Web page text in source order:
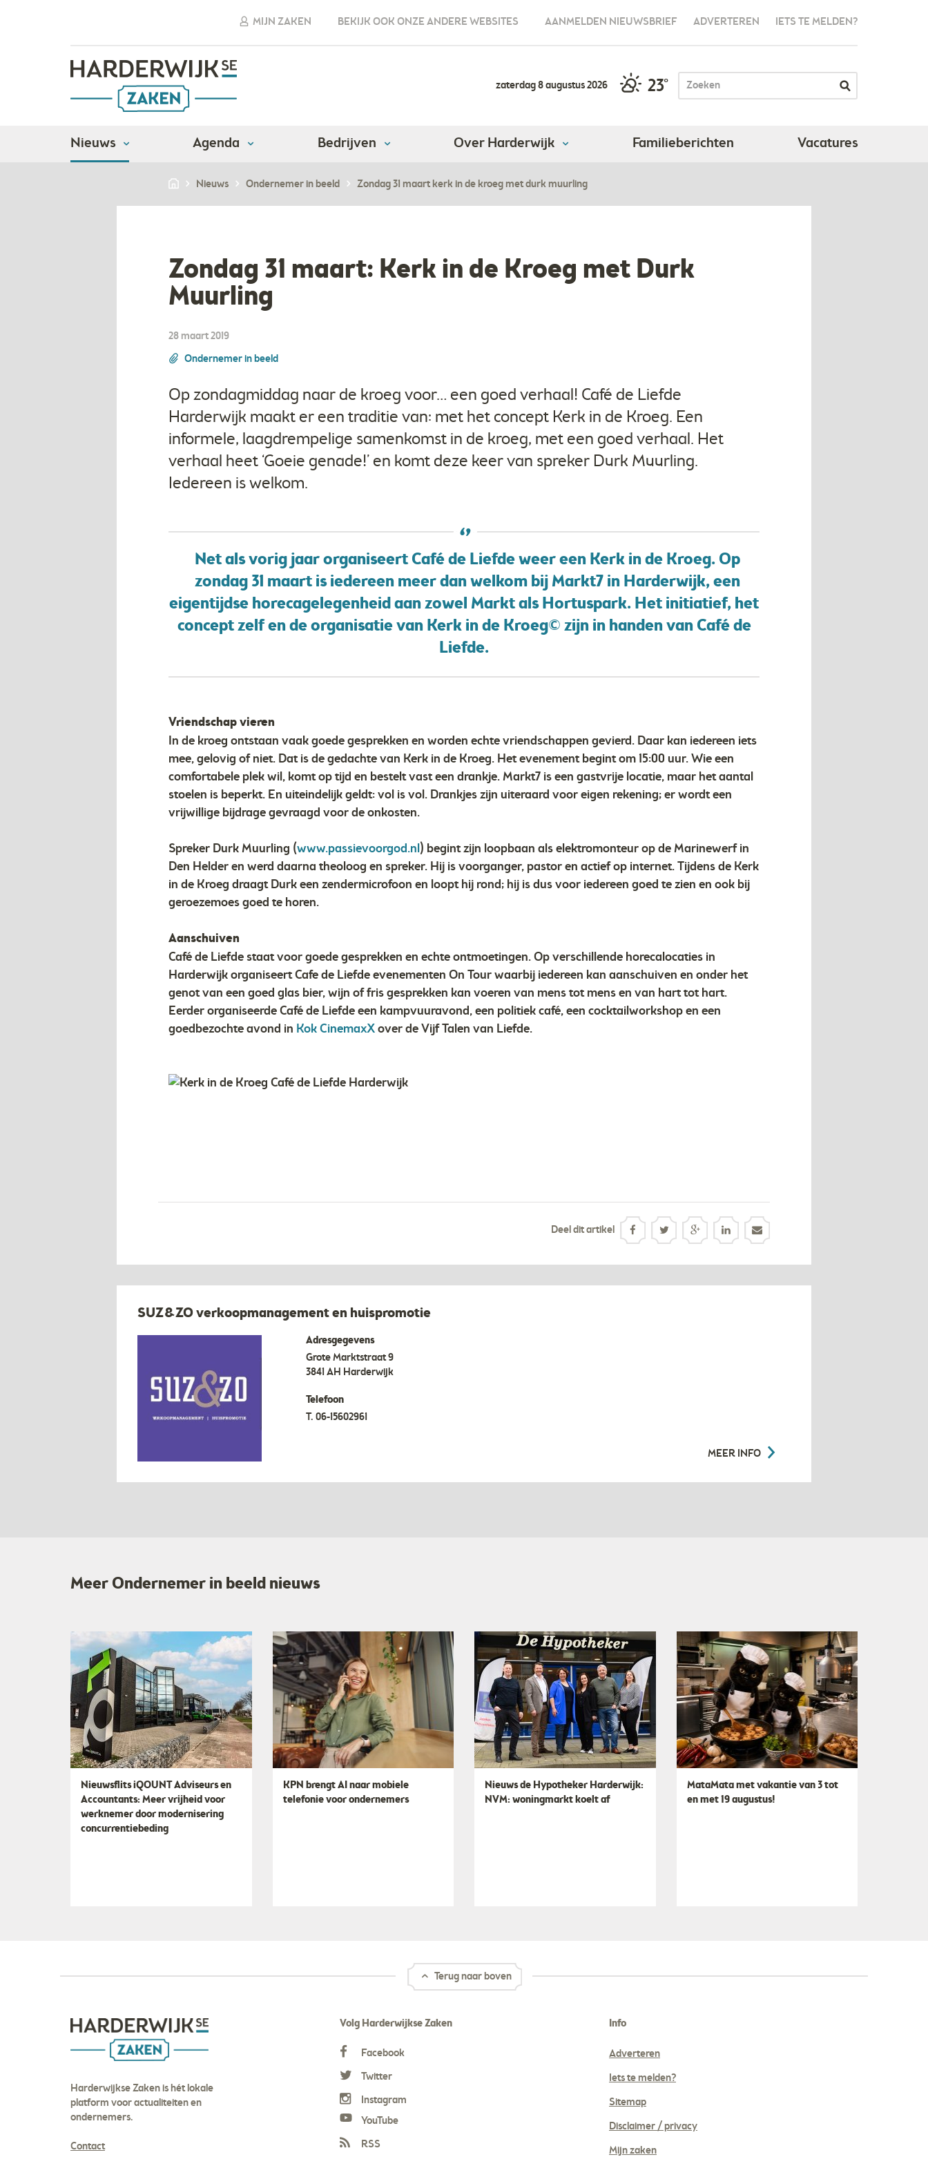
MIJN ZAKEN BEKIJK OOK ONZE ANDERE WEBSITES AANMELDEN NIEUWSBRIEF ADVERTEREN IETS TE MELDEN?
zaterdag 8 augustus 2026 23°
Nieuws Agenda Bedrijven Over Harderwijk Familieberichten Vacatures
Nieuws Ondernemer in beeld Zondag 31 maart kerk in de kroeg met durk muurling
Zondag 31 maart: Kerk in de Kroeg met Durk
Muurling
28 maart 2019
Ondernemer in beeld
Op zondagmiddag naar de kroeg voor… een goed verhaal! Café de Liefde
Harderwijk maakt er een traditie van: met het concept Kerk in de Kroeg. Een
informele, laagdrempelige samenkomst in de kroeg, met een goed verhaal. Het
verhaal heet ‘Goeie genade!’ en komt deze keer van spreker Durk Muurling.
Iedereen is welkom.
Net als vorig jaar organiseert Café de Liefde weer een Kerk in de Kroeg. Op
zondag 31 maart is iedereen meer dan welkom bij Markt7 in Harderwijk, een
eigentijdse horecagelegenheid aan zowel Markt als Hortuspark. Het initiatief, het
concept zelf en de organisatie van Kerk in de Kroeg© zijn in handen van Café de
Liefde.
Vriendschap vieren
In de kroeg ontstaan vaak goede gesprekken en worden echte vriendschappen gevierd. Daar kan iedereen iets
mee, gelovig of niet. Dat is de gedachte van Kerk in de Kroeg. Het evenement begint om 15:00 uur. Wie een
comfortabele plek wil, komt op tijd en bestelt vast een drankje. Markt7 is een gastvrije locatie, maar het aantal
stoelen is beperkt. En uiteindelijk geldt: vol is vol. Drankjes zijn uiteraard voor eigen rekening; er wordt een
vrijwillige bijdrage gevraagd voor de onkosten.
Spreker Durk Muurling (www.passievoorgod.nl) begint zijn loopbaan als elektromonteur op de Marinewerf in
Den Helder en werd daarna theoloog en spreker. Hij is voorganger, pastor en actief op internet. Tijdens de Kerk
in de Kroeg draagt Durk een zendermicrofoon en loopt hij rond; hij is dus voor iedereen goed te zien en ook bij
geroezemoes goed te horen.
Aanschuiven
Café de Liefde staat voor goede gesprekken en echte ontmoetingen. Op verschillende horecalocaties in
Harderwijk organiseert Cafe de Liefde evenementen On Tour waarbij iedereen kan aanschuiven en onder het
genot van een goed glas bier, wijn of fris gesprekken kan voeren van mens tot mens en van hart tot hart.
Eerder organiseerde Café de Liefde een kampvuuravond, een politiek café, een cocktailworkshop en een
goedbezochte avond in Kok CinemaxXover de Vijf Talen van Liefde.
Deel dit artikel
SUZ&ZO verkoopmanagement en huispromotie
Adresgegevens
Grote Marktstraat 9
3841 AH Harderwijk
Telefoon
T. 06-15602961
MEER INFO
Meer Ondernemer in beeld nieuws
Nieuwsflits iQOUNT Adviseurs en
Accountants: Meer vrijheid voor
werknemer door modernisering
concurrentiebeding
KPN brengt AI naar mobiele
telefonie voor ondernemers
Nieuws de Hypotheker Harderwijk:
NVM: woningmarkt koelt af
MataMata met vakantie van 3 tot
en met 19 augustus!
Terug naar boven
Harderwijkse Zaken is hét lokale
platform voor actualiteiten en
ondernemers.
Contact
Volg Harderwijkse Zaken
Facebook
Twitter
Instagram
YouTube
RSS
Info
Adverteren
Iets te melden?
Sitemap
Disclaimer / privacy
Mijn zaken